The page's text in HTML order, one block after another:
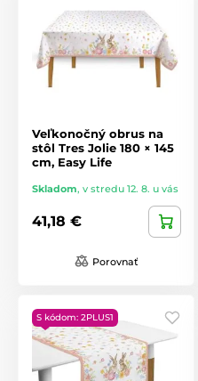
Veľkonočný obrus na
stôl Tres Jolie 180 × 145
cm, Easy Life
Skladom, v stredu 12. 8. u vás
41,18 €
Porovnať
S kódom: 2PLUS1